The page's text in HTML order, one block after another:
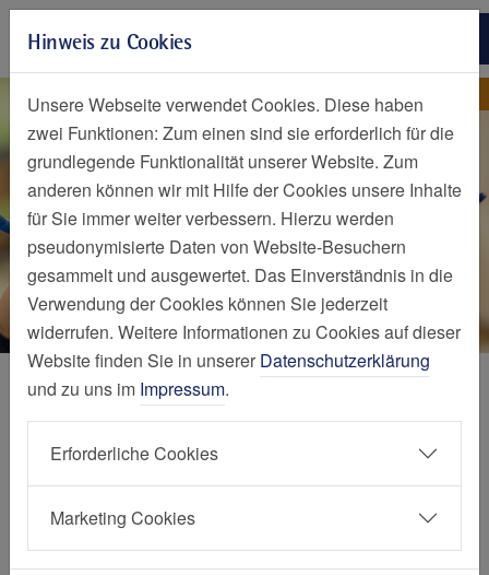
Zur Hauptnavigation springen
Zum Seiteninhalt springen
Zum Seitenende springen
Kita Auf den Hufen
Kita Auf den Hufen
Pflege und Betreuung
Herzlich willkommen in der Kita
Auf den Hufen
Hinweis zu Cookies
Unsere Webseite verwendet Cookies. Diese haben
zwei Funktionen: Zum einen sind sie erforderlich für die
grundlegende Funktionalität unserer Website. Zum
anderen können wir mit Hilfe der Cookies unsere Inhalte
für Sie immer weiter verbessern. Hierzu werden
pseudonymisierte Daten von Website-Besuchern
gesammelt und ausgewertet. Das Einverständnis in die
Verwendung der Cookies können Sie jederzeit
widerrufen. Weitere Informationen zu Cookies auf dieser
Website finden Sie in unserer Datenschutzerklärung
und zu uns im Impressum.
Erforderliche Cookies
Marketing Cookies